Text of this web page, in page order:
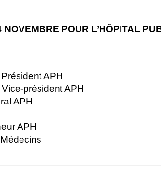
POUR L’HÔPITAL
APH
président APH
APH
APH